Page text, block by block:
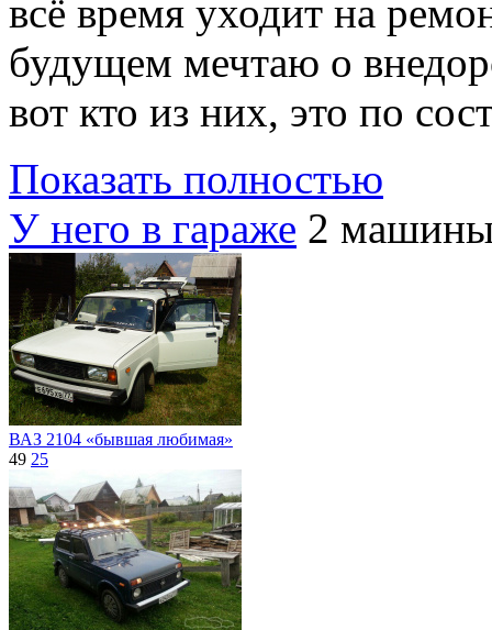
всё время уходит на
будущем мечтаю о
вот кто из них, это по
Показать полностью
У него в гараже 2
ВАЗ 2104 «бывшая любимая»
49 25